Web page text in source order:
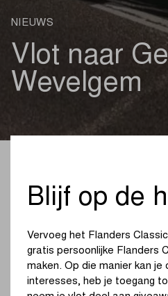
NIEUWS
Vlot naar
Wevelgem
Gent-Wevelgem 2023 start
Markt. We zijn opnieuw klaar
tussen de start in Ieper en
Vanackerestraat in Wevelgem.
dat net als jij, heel wat
Blijf op de
Vervoeg het Flanders
gratis persoonlijke Flanders
maken. Op die manier kan je
interesses, heb je toegang